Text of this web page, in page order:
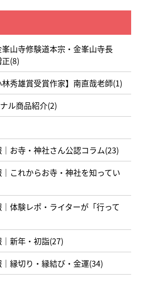
峯山寺修験道本宗・金峯山寺長
(8)
林秀雄賞受賞作家】南直哉老師(1)
ル商品紹介(2)
お寺・神社さん公認コラム(23)
これからお寺・神社を知ってい
体験レポ・ライターが「行って
新年・初詣(27)
縁切り・縁結び・金運(34)